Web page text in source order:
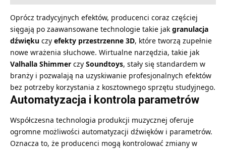
Oprócz tradycyjnych efektów, producenci coraz częściej
sięgają po zaawansowane technologie takie jak granulacja
dźwięku czy efekty przestrzenne 3D, które tworzą zupełnie
nowe wrażenia słuchowe. Wirtualne narzędzia, takie jak
Valhalla Shimmer czy Soundtoys, stały się standardem w
branży i pozwalają na uzyskiwanie profesjonalnych efektów
bez potrzeby korzystania z kosztownego sprzętu studyjnego.
Automatyzacja i kontrola parametrów
Współczesna technologia produkcji muzycznej oferuje
ogromne możliwości automatyzacji dźwięków i parametrów.
Oznacza to, że producenci mogą kontrolować zmiany w